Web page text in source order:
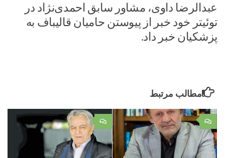
عبدالرضا داوی، مشاور سابق احمدی‌نژاد در
توئیتر خود خبر از پیوستن حامیان قالیباف به
پزشکیان خبر داد.
مطالب مرتبط
۰ ۰